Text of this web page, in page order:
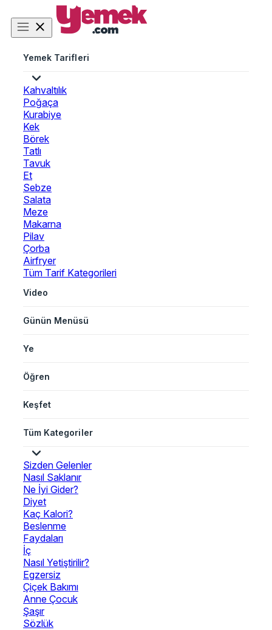
Yemek Tarifleri
Kahvaltılık
Poğaça
Kurabiye
Kek
Börek
Tatlı
Tavuk
Et
Sebze
Salata
Meze
Makarna
Pilav
Çorba
Airfryer
Tüm Tarif Kategorileri
Video
Günün Menüsü
Ye
Öğren
Keşfet
Tüm Kategoriler
Sizden Gelenler
Nasıl Saklanır
Ne İyi Gider?
Diyet
Kaç Kalori?
Beslenme
Faydaları
İç
Nasıl Yetiştirilir?
Egzersiz
Çiçek Bakımı
Anne Çocuk
Şaşır
Sözlük